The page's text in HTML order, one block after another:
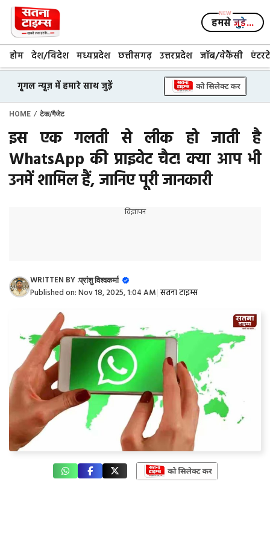
Skip
content
हमसेजुड़े...
होम देश/विदेश मध्यप्रदेश छत्तीसगढ़ उत्तरप्रदेश जॉब/वेकैंसी
गूगल न्यूज़ में हमारे साथ जुड़ें
HOME / टेक/गैजेट
इस एक गलती से लीक हो जाती है
WhatsApp की प्राइवेट चैट! क्या आप भी
उनमें शामिल हैं, जानिए पूरी जानकारी
विज्ञापन
WRITTEN BY :प्रांशु विश्वकर्मा
Published on:Nov 18, 2025, 1:04 AM सतना टाइम्स